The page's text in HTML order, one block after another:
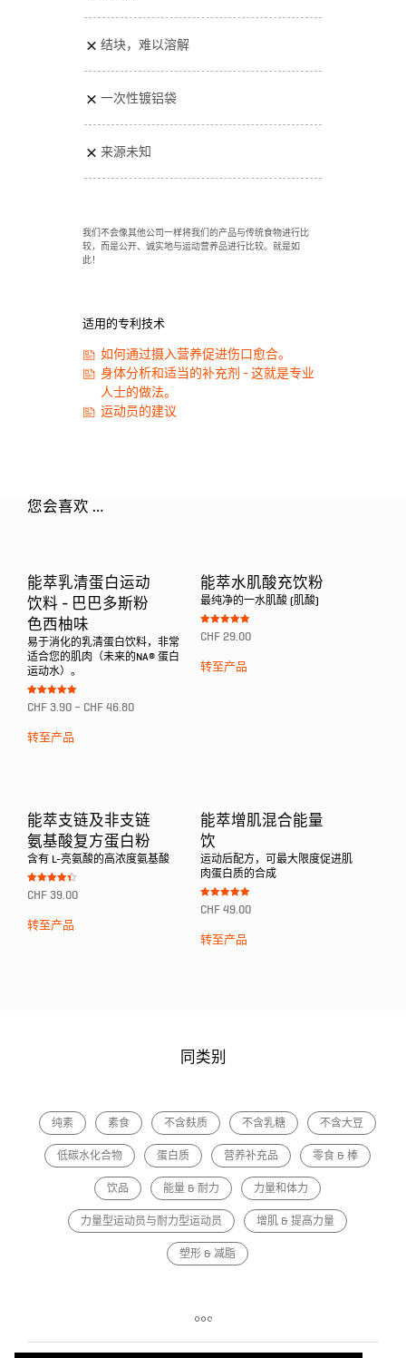
结块，难以溶解
一次性镀铝袋
来源未知
我们不会像其他公司一样将我们的产品与传统食物进行比
较，而是公开、诚实地与运动营养品进行比较。就是如
此！
适用的专利技术
如何通过摄入营养促进伤口愈合。
身体分析和适当的补充剂 - 这就是专业
人士的做法。
运动员的建议
您会喜欢 …
能萃乳清蛋白运动
饮料 - 巴巴多斯粉
色西柚味
易于消化的乳清蛋白饮料，非常
适合您的肌肉（未来的NA® 蛋白
运动水）。
Bewertet mit
5.00
CHF 3.90 – CHF 46.80
转至产品
能萃水肌酸充饮粉
最纯净的一水肌酸 (肌酸)
Bewertet mit
5.00
CHF 29.00
转至产品
能萃支链及非支链
氨基酸复方蛋白粉
含有 L-亮氨酸的高浓度氨基酸
Bewertet
mit
von 5
CHF 39.00
转至产品
能萃增肌混合能量
饮
运动后配方，可最大限度促进肌
肉蛋白质的合成
Bewertet mit
5.00
CHF 49.00
转至产品
同类别
纯素 素食 不含麸质 不含乳糖 不含大豆
低碳水化合物 蛋白质 营养补充品 零食 & 棒
饮品 能量 & 耐力 力量和体力
力量型运动员与耐力型运动员 增肌 & 提高力量
塑形 & 减脂